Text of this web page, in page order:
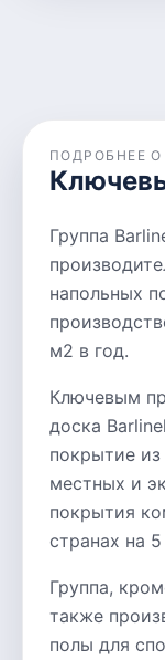
ПОДРОБНЕЕ О
Группа
напольных
м2 в год.
Ключевым
доска
покрытие
местных и
покрытия
странах на
Группа,
также
полы для